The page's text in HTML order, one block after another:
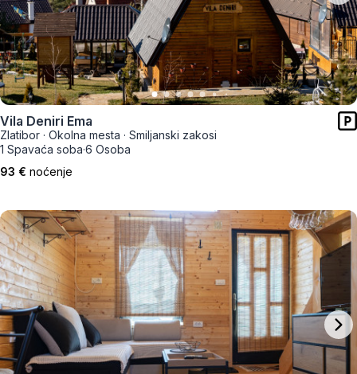
Vila Deniri Ema
Zlatibor · Okolna mesta · Smiljanski zakosi
1 Spavaća soba·6 Osoba
93 € noćenje